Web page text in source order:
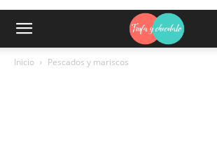
Inicio Pescados y mariscos